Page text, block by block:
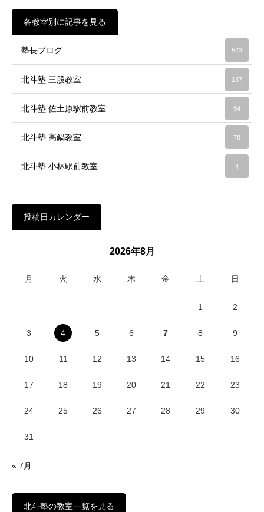
各教室別に記事を見る
塾長ブログ 523
北斗塾 三股教室 137
北斗塾 佐土原駅前教室 94
北斗塾 高鍋教室 78
北斗塾 小林駅前教室 4
投稿日カレンダー
2026年8月
月 火 水 木 金 土 日
1 2
3 4 5 6 7 8 9
10 11 12 13 14 15 16
17 18 19 20 21 22 23
24 25 26 27 28 29 30
31
« 7月
北斗塾の教室一覧を見る